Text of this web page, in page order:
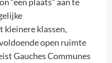
klassen,
open ruimte
Gauches Communes